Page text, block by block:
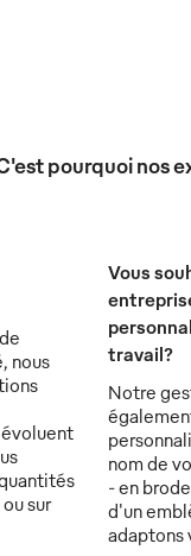
pourquoi nos
nous
sur
Vous
travail?
Notre
nom de
- en
d'un
adaptons